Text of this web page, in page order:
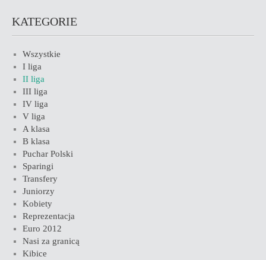
KATEGORIE
Wszystkie
I liga
II liga
III liga
IV liga
V liga
A klasa
B klasa
Puchar Polski
Sparingi
Transfery
Juniorzy
Kobiety
Reprezentacja
Euro 2012
Nasi za granicą
Kibice